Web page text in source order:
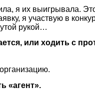
я их выигрывала.
я участвую в
рукой…
или ходить с
«агент».